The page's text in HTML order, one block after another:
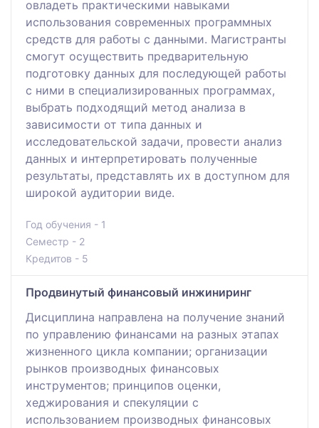
овладеть практическими навыками
использования современных программных
средств для работы с данными. Магистранты
смогут осуществить предварительную
подготовку данных для последующей работы
с ними в специализированных программах,
выбрать подходящий метод анализа в
зависимости от типа данных и
исследовательской задачи, провести анализ
данных и интерпретировать полученные
результаты, представлять их в доступном для
широкой аудитории виде.
Год обучения - 1
Семестр - 2
Кредитов - 5
Продвинутый финансовый инжиниринг
Дисциплина направлена на получение знаний
по управлению финансами на разных этапах
жизненного цикла компании; организации
рынков производных финансовых
инструментов; принципов оценки,
хеджирования и спекуляции с
использованием производных финансовых